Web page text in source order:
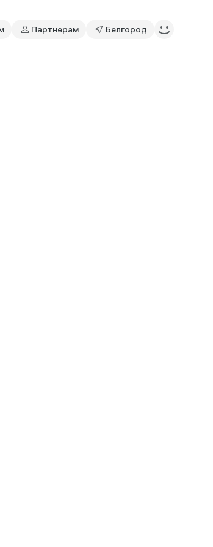
Партнерам Белгород